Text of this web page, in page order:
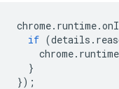
chrome. runtime.
if (details .
chrome. runtime
}
});